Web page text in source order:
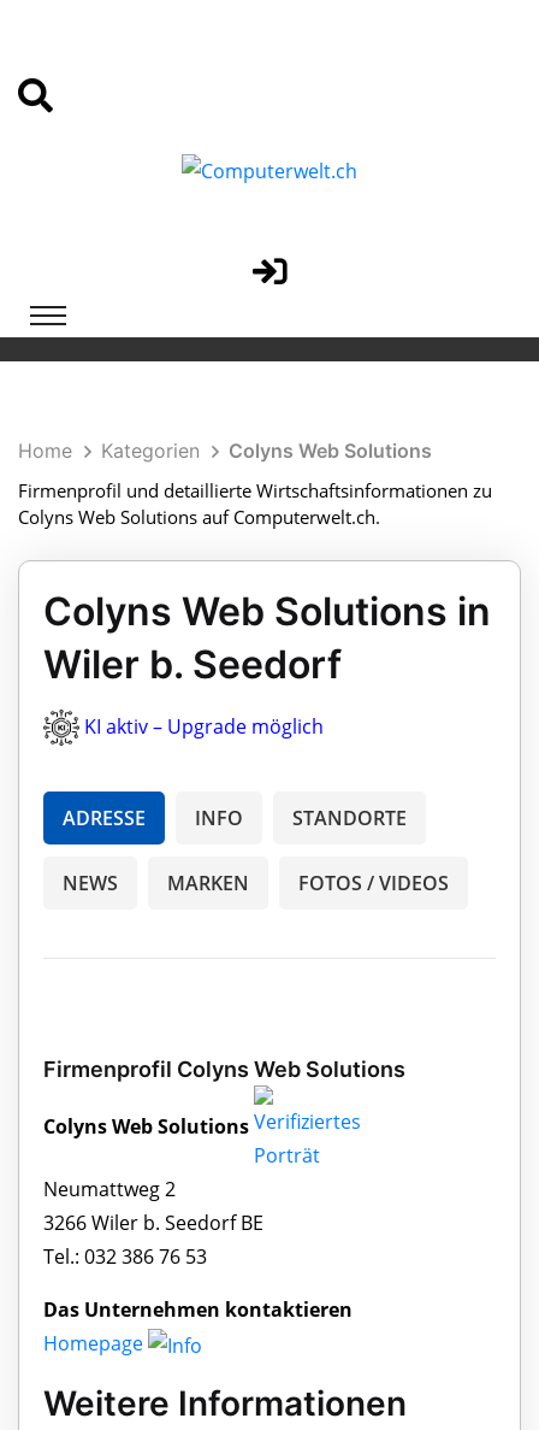
Home Kategorien
Colyns Web Solutions
Firmenprofil und detaillierte Wirtschaftsinformationen zu
Colyns Web Solutions auf Computerwelt.ch.
Colyns Web Solutions in
Wiler b. Seedorf
KI aktiv – Upgrade möglich
ADRESSE INFO STANDORTE
NEWS MARKEN FOTOS / VIDEOS
Firmenprofil Colyns Web Solutions
Colyns Web Solutions
Neumattweg 2
3266 Wiler b. Seedorf BE
Tel.: 032 386 76 53
Das Unternehmen kontaktieren
Homepage
Weitere Informationen